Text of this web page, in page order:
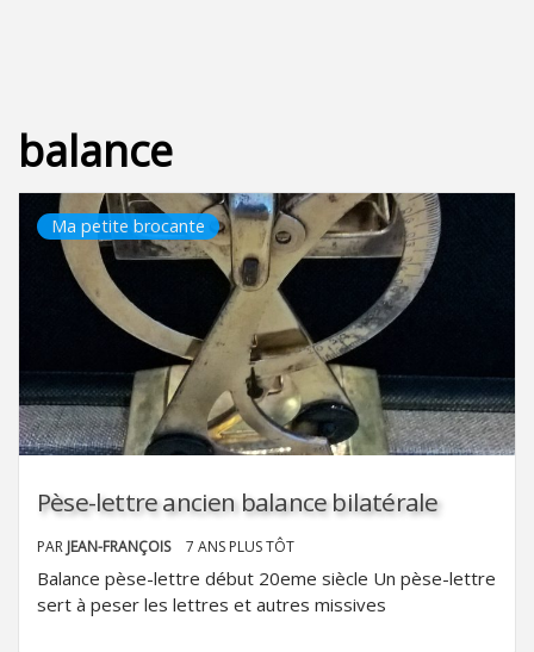
balance
Ma petite brocante
Pèse-lettre ancien balance bilatérale
PAR JEAN-FRANÇOIS 7 ANS PLUS TÔT
Balance pèse-lettre début 20eme siècle Un pèse-lettre
sert à peser les lettres et autres missives